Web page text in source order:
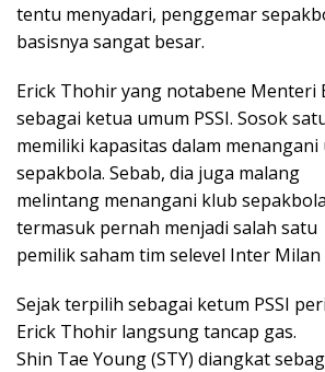
tentu menyadari, penggemar
basisnya sangat besar.
Erick Thohir yang notabene Menteri
sebagai ketua umum PSSI. Sosok
memiliki kapasitas dalam menangani
sepakbola. Sebab, dia juga malang
melintang menangani klub
termasuk pernah menjadi salah satu
pemilik saham tim selevel Inter Milan
Sejak terpilih sebagai ketum PSSI
Erick Thohir langsung tancap gas.
Shin Tae Young (STY) diangkat